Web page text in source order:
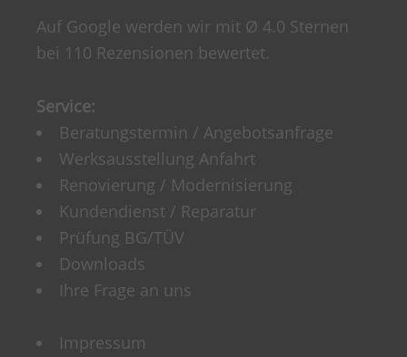
Auf Google werden wir mit Ø 4.0 Sternen
bei 110 Rezensionen bewertet.
Service:
Beratungstermin / Angebotsanfrage
Werksausstellung Anfahrt
Renovierung / Modernisierung
Kundendienst / Reparatur
Prüfung BG/TÜV
Downloads
Ihre Frage an uns
Impressum